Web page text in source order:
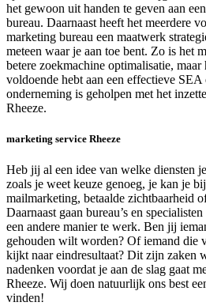
het gewoon uit handen te geven aan
bureau. Daarnaast heeft het meerdere
marketing bureau een maatwerk
meteen waar je aan toe bent. Zo is het
betere zoekmachine optimalisatie,
voldoende hebt aan een effectieve
onderneming is geholpen met het
Rheeze.
marketing service Rheeze
Heb jij al een idee van welke diensten
zoals je weet keuze genoeg, je kan je
mailmarketing, betaalde zichtbaarheid
Daarnaast gaan bureau’s en
een andere manier te werk. Ben jij
gehouden wilt worden? Of iemand die
kijkt naar eindresultaat? Dit zijn zaken
nadenken voordat je aan de slag gaat
Rheeze. Wij doen natuurlijk ons best
vinden!